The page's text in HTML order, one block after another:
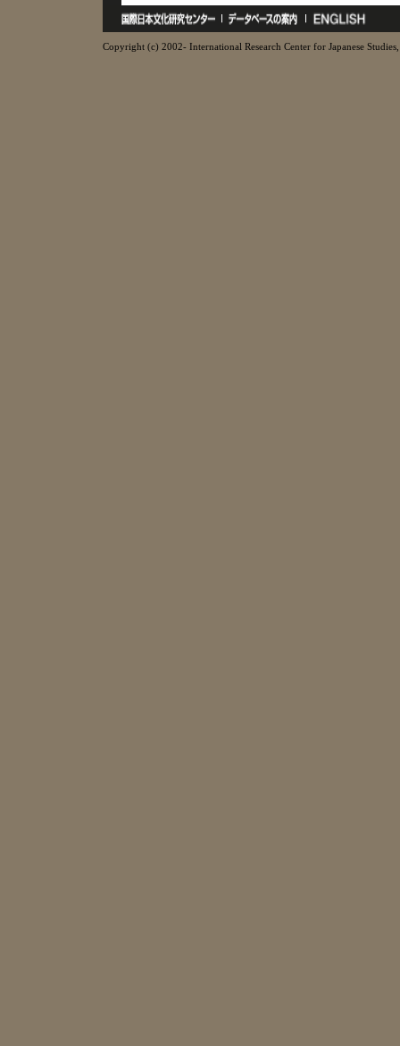
Copyright (c) 2002- International Research Center for Japanese